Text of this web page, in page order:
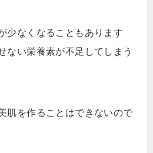
少なくなることもあります
ない栄養素が不足してしまう
肌を作ることはできないので